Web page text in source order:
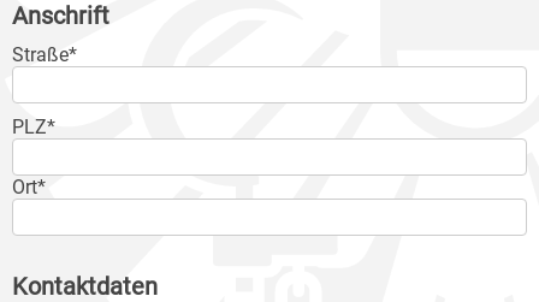
Anschrift
Straße*
PLZ*
Ort*
Kontaktdaten